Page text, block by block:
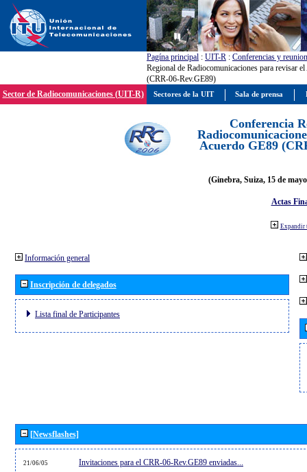
Pagína principal : UIT-R : Conferencias y
Regional de Radiocomunicaciones para revisar
(CRR-06-Rev.GE89)
Sector de Radiocomunicaciones (UIT-R)
Conferencia
Acuerdo GE89
(Ginebra, Suiza, 15 de
Actas
Expandir
Información general
Inscripción de delegados
Lista final de Participantes
[Newsflashes]
21/06/05 Invitaciones para el CRR-06-Rev.GE89 enviadas...
Sectores de la UIT Sala de prensa